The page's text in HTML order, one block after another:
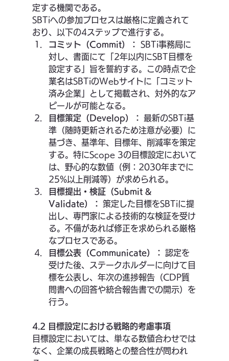
定する機関である。
SBTiへの参加プロセスは厳格に定義されて
おり、以下の4ステップで進行する。
コミット（Commit）：
SBTi事務局に
対し、書面にて「2年以内にSBT目標を
設定する」旨を誓約する。この時点で企
業名はSBTiのWebサイトに「コミット
済み企業」として掲載され、対外的なア
ピールが可能となる。
目標策定（Develop）：
最新のSBTi基
準（随時更新されるため注意が必要）に
基づき、基準年、目標年、削減率を策定
する。特にScope 3の目標設定において
は、野心的な数値（例：2030年までに
25%以上削減等）が求められる。
目標提出・検証（Submit &
Validate）：
策定した目標をSBTiに提
出し、専門家による技術的な検証を受け
る。不備があれば修正を求められる厳格
なプロセスである。
目標公表（Communicate）：
認定を
受けた後、ステークホルダーに向けて目
標を公表し、年次の進捗報告（CDP質
問書への回答や統合報告書での開示）を
行う。
4.2 目標設定における戦略的考慮事項
目標設定においては、単なる数値合わせでは
なく、企業の成長戦略との整合性が問われ